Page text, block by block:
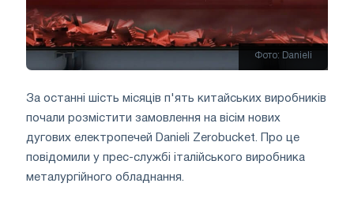
Фото: Danieli
За останні шість місяців п'ять китайських виробників
почали розмістити замовлення на вісім нових
дугових електропечей Danieli Zerobucket. Про це
повідомили у прес-службі італійського виробника
металургійного обладнання.